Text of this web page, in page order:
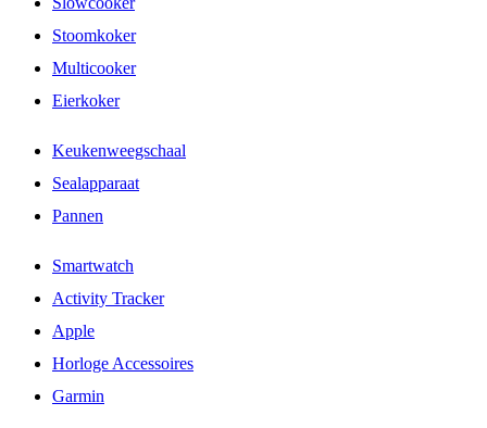
Stoomkoker
Multicooker
Eierkoker
Keukenweegschaal
Sealapparaat
Pannen
Smartwatch
Activity Tracker
Apple
Horloge Accessoires
Garmin